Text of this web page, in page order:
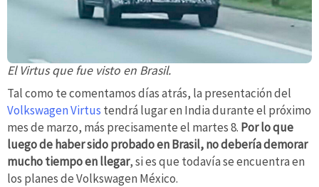
El Virtus que fue visto en Brasil.
Tal como te comentamos días atrás, la presentación del
Volkswagen Virtus tendrá lugar en India durante el próximo
mes de marzo, más precisamente el martes 8. Por lo que
luego de haber sido probado en Brasil, no debería demorar
mucho tiempo en llegar, si es que todavía se encuentra en
los planes de Volkswagen México.